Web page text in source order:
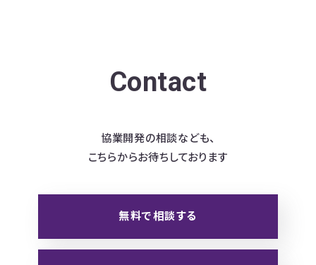
Contact
協業開発の相談なども、
こちらからお待ちしております
無料で相談する